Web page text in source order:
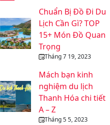
Chuẩn Bị Đồ Đi Du
Lịch Cần Gì? TOP
15+ Món Đồ Quan
Trọng
Tháng 7 19, 2023
Mách bạn kinh
nghiệm du lịch
Thanh Hóa chi tiết
A – Z
Tháng 5 5, 2023